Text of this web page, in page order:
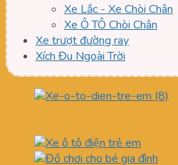
Xe Lắc - Xe Chòi Chân
Xe Ô TÔ Chòi Chân
Xe trượt đường ray
Xích Đu Ngoài Trời